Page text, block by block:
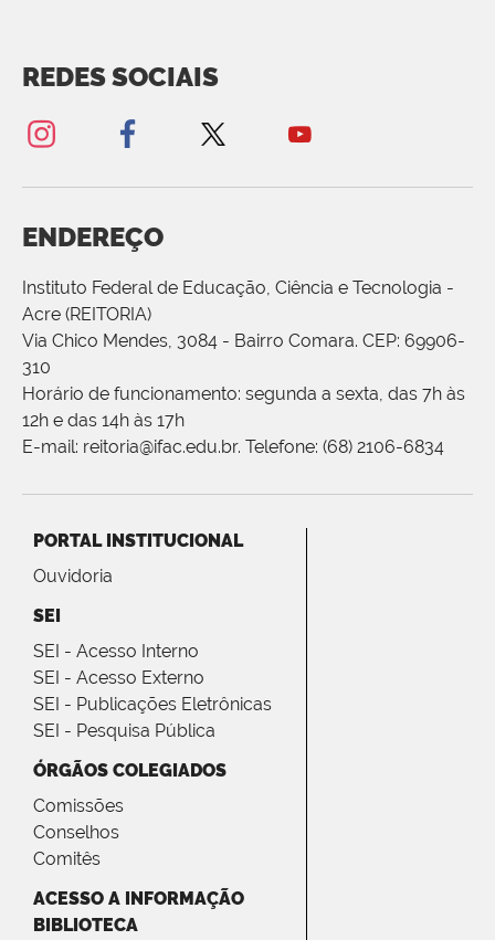
REDES SOCIAIS
ENDEREÇO
Instituto Federal de Educação, Ciência e Tecnologia -
Acre (REITORIA)
Via Chico Mendes, 3084 - Bairro Comara. CEP: 69906-
310
Horário de funcionamento: segunda a sexta, das 7h às
12h e das 14h às 17h
E-mail: reitoria@ifac.edu.br. Telefone: (68) 2106-6834
PORTAL INSTITUCIONAL
Ouvidoria
SEI
SEI - Acesso Interno
SEI - Acesso Externo
SEI - Publicações Eletrônicas
SEI - Pesquisa Pública
ÓRGÃOS COLEGIADOS
Comissões
Conselhos
Comitês
ACESSO A INFORMAÇÃO
BIBLIOTECA